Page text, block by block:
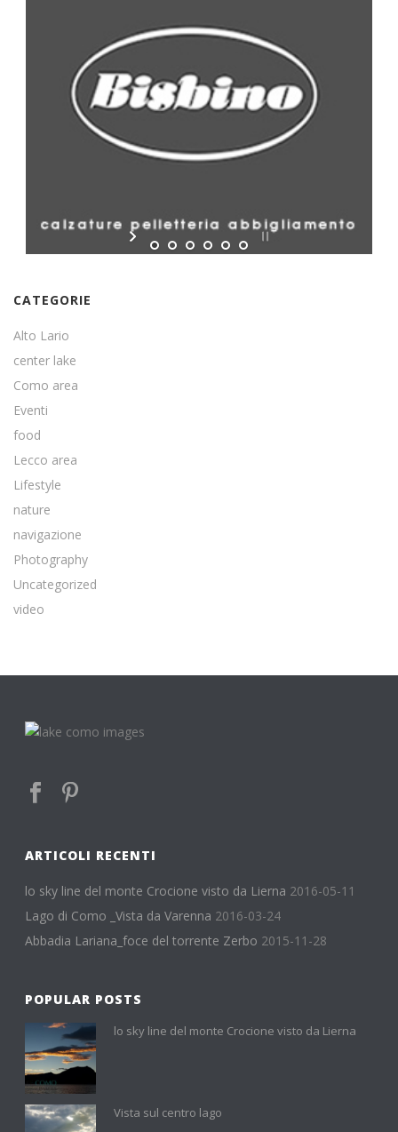
CATEGORIE
Alto Lario
center lake
Como area
Eventi
food
Lecco area
Lifestyle
nature
navigazione
Photography
Uncategorized
video
ARTICOLI RECENTI
lo sky line del monte Crocione visto da Lierna 2016-05-11
Lago di Como _Vista da Varenna 2016-03-24
Abbadia Lariana_foce del torrente Zerbo 2015-11-28
POPULAR POSTS
lo sky line del monte Crocione visto da Lierna
Vista sul centro lago